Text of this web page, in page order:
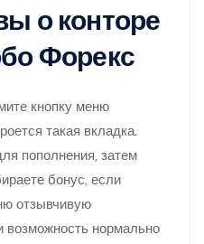
о конторе
Форекс
кнопку меню
такая вкладка.
пополнения, затем
бонус, если
отзывчивую
возможность нормально